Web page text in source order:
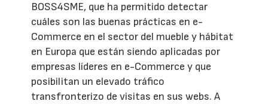
BOSS4SME, que ha permitido detectar
cuáles son las buenas prácticas en e-
Commerce en el sector del mueble y hábitat
en Europa que están siendo aplicadas por
empresas líderes en e-Commerce y que
posibilitan un elevado tráfico
transfronterizo de visitas en sus webs. A